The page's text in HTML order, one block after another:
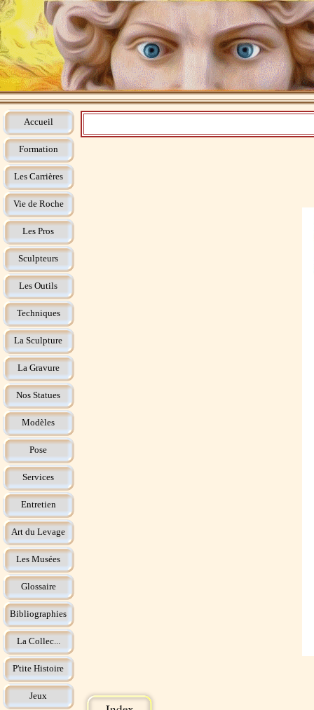
Accueil
Formation
Les Carrières
Vie de Roche
Les Pros
Sculpteurs
Les Outils
Techniques
La Sculpture
La Gravure
Nos Statues
Modèles
Pose
Services
Entretien
Art du Levage
Les Musées
Glossaire
Bibliographies
La Collec...
P'tite Histoire
Jeux